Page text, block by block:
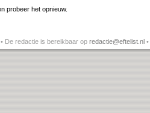
probeer het opnieuw.
De redactie is bereikbaar op redactie@eftelist.nl •